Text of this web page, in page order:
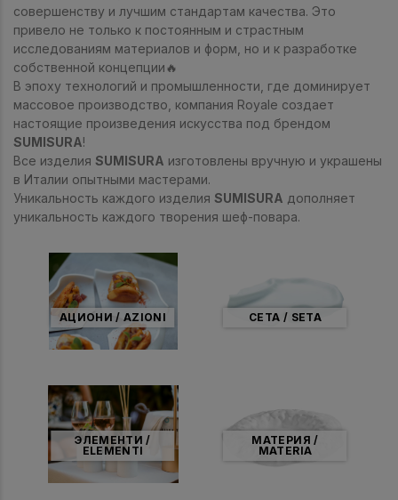
совершенству и лучшим стандартам качества. Это
привело не только к постоянным и страстным
исследованиям материалов и форм, но и к разработке
собственной концепции🔥
В эпоху технологий и промышленности, где доминирует
массовое производство, компания Royale создает
настоящие произведения искусства под брендом
SUMISURA!
Все изделия SUMISURA изготовлены вручную и украшены
в Италии опытными мастерами.
Уникальность каждого изделия SUMISURA дополняет
уникальность каждого творения шеф-повара.
АЦИОНИ / AZIONI СЕТА / SETA
ЭЛЕМЕНТИ /
ELEMENTI
МАТЕРИЯ /
MATERIA